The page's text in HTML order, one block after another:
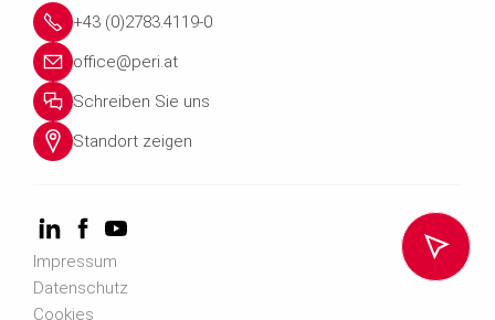
+43 (0)2783.4119-0
office@peri.at
Schreiben Sie uns
Standort zeigen
Impressum
Datenschutz
Cookies